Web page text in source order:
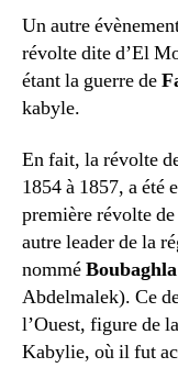
Un autre
révolte dite d’El
étant la guerre de
kabyle.
En fait, la révolte
1854 à 1857, a été
première révolte
autre leader de la
nomméBoubaghla
Abdelmalek). Ce
l’Ouest, figure de
Kabylie, où il fut